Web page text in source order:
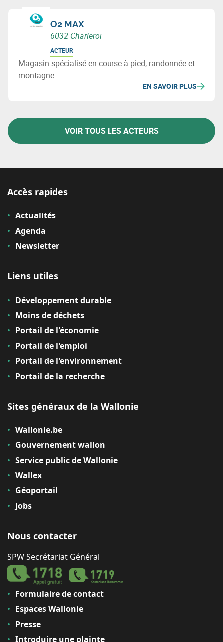
O2 MAX
6032 Charleroi
ACTEUR
Magasin spécialisé en course à pied, randonnée et
montagne.
EN SAVOIR PLUS
VOIR TOUS LES ACTEURS
Accès rapides
Actualités
Agenda
Newsletter
Liens utiles
Développement durable
Moins de déchets
Portail de l'économie
Portail de l'emploi
Portail de l'environnement
Portail de la recherche
Sites généraux de la Wallonie
Wallonie.be
Gouvernement wallon
Service public de Wallonie
Wallex
Géoportail
Jobs
Nous contacter
SPW Secrétariat Général
Formulaire de contact
Espaces Wallonie
Presse
Introduire une plainte